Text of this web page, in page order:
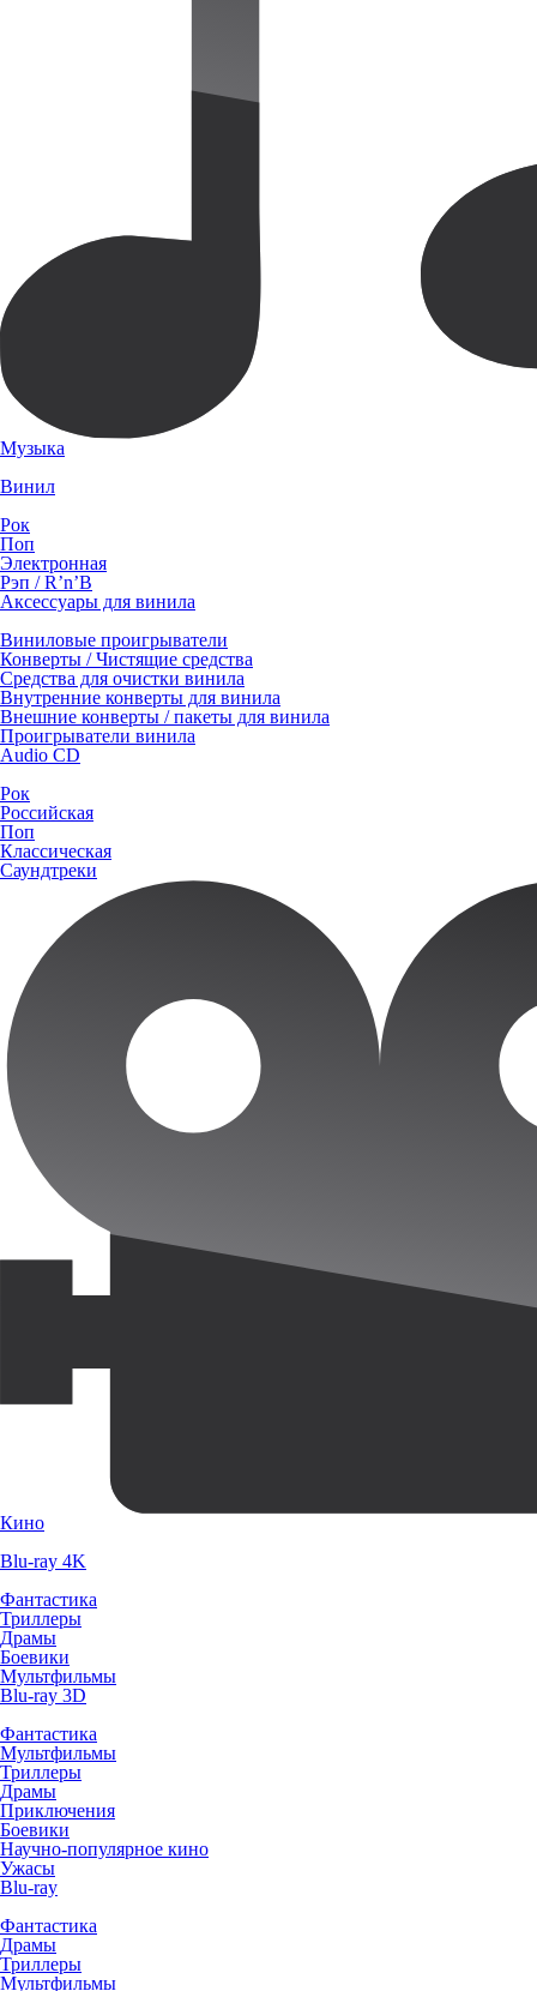
Музыка
Винил
Рок
Поп
Электронная
Рэп / R’n’B
Аксессуары для винила
Виниловые проигрыватели
Конверты / Чистящие средства
Средства для очистки винила
Внутренние конверты для винила
Внешние конверты / пакеты для винила
Проигрыватели винила
Audio CD
Рок
Российская
Поп
Классическая
Саундтреки
Кино
Blu-ray 4K
Фантастика
Триллеры
Драмы
Боевики
Мультфильмы
Blu-ray 3D
Фантастика
Мультфильмы
Триллеры
Драмы
Приключения
Боевики
Научно-популярное кино
Ужасы
Blu-ray
Фантастика
Драмы
Триллеры
Мультфильмы